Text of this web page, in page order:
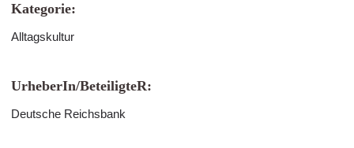
Kategorie:
Alltagskultur
UrheberIn/BeteiligteR:
Deutsche Reichsbank